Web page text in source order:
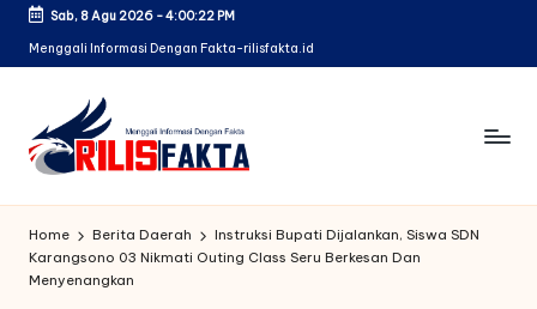
Skip
Sab, 8 Agu 2026-4:00:24 PM
Menggali Informasi Dengan Fakta-rilisfakta.id
Home Berita Daerah
Instruksi Bupati Dijalankan, Siswa SDN
Karangsono 03 Nikmati Outing Class Seru Berkesan Dan
Menyenangkan